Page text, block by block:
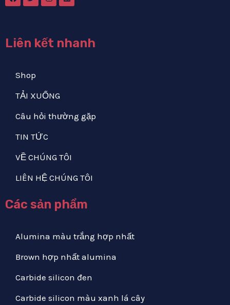
Liên kết nhanh
Shop
TẢI XUỐNG
Câu hỏi thường gặp
TIN TỨC
VỀ CHÚNG TÔI
LIÊN HỆ CHÚNG TÔI
Các sản phẩm
Alumina màu trắng hợp nhất
Brown hợp nhất alumina
Carbide silicon đen
Carbide silicon màu xanh lá cây